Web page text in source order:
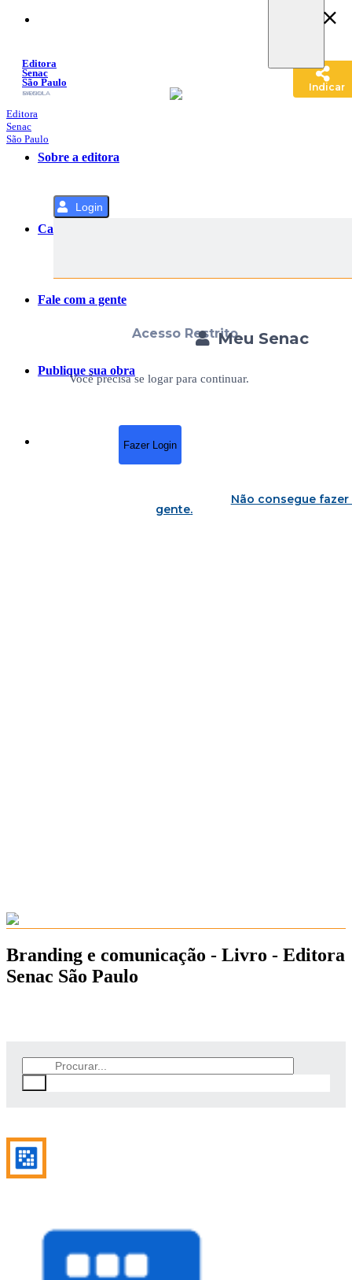
Conteúdo
Editora
Senac
São Paulo
SACOLA
MENU
Editora
Senac
São Paulo
Sobre a editora
Categorias
Fale com a gente
Publique sua obra
Login
Meu Senac
Acesso Restrito
Você precisa se logar para continuar.
Fazer Login
Não consegue
gente.
Branding e comunicação - Livro - Editora
Senac São Paulo
Indicar